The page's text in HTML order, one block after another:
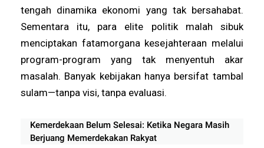
tengah dinamika ekonomi yang tak bersahabat.
Sementara itu, para elite politik malah sibuk
menciptakan fatamorgana kesejahteraan melalui
program-program yang tak menyentuh akar
masalah. Banyak kebijakan hanya bersifat tambal
sulam—tanpa visi, tanpa evaluasi.
Kemerdekaan Belum Selesai: Ketika Negara Masih
Berjuang Memerdekakan Rakyat